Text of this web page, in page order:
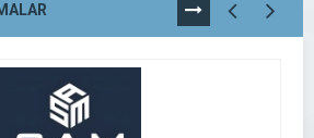
TÜMÜNÜ
GÖR